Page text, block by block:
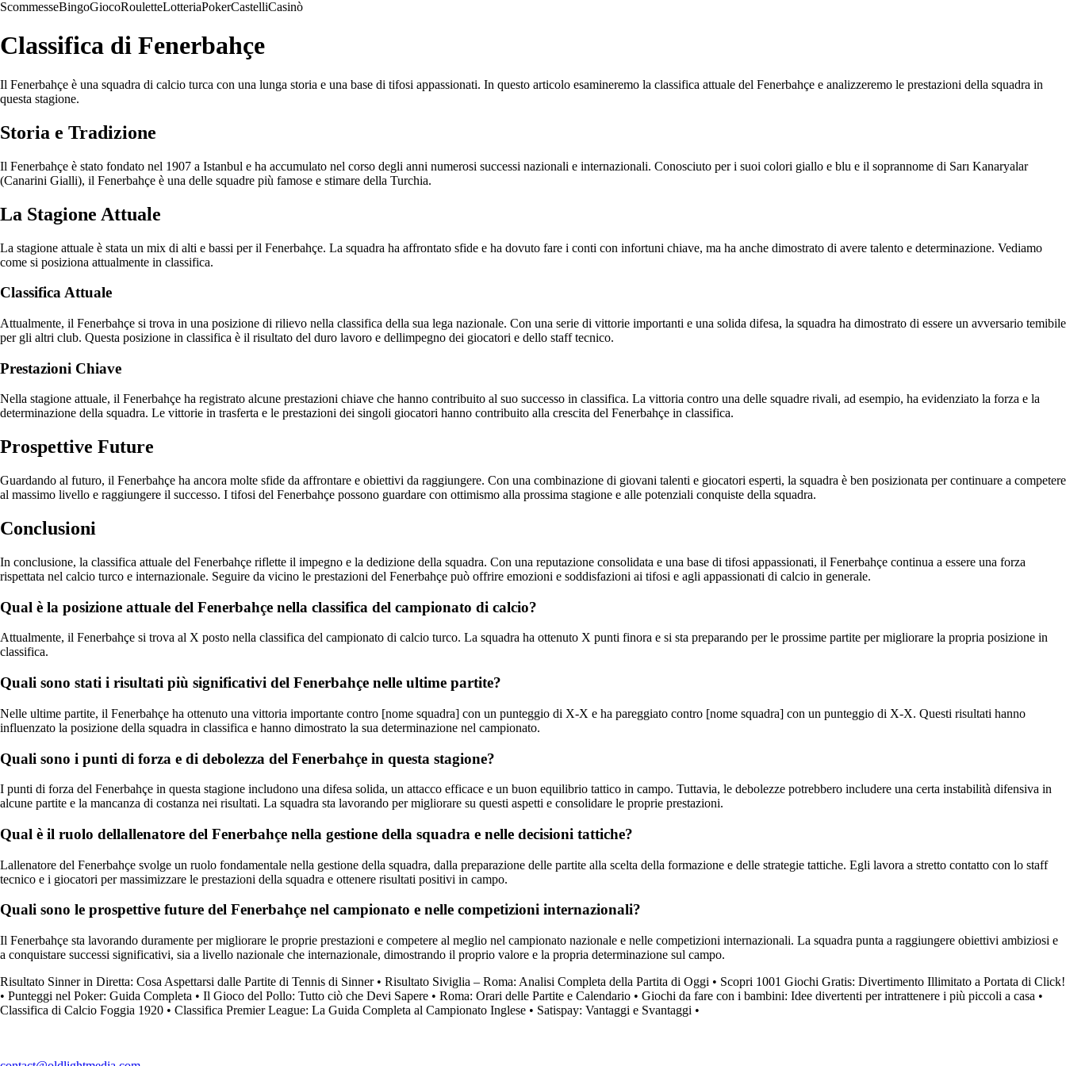
ScommesseBingoGiocoRouletteLotteriaPokerCastelliCasinò
Classifica di Fenerbahçe
Il Fenerbahçe è una squadra di calcio turca con una lunga storia e una base di tifosi appassionati. In questo articolo esamineremo la classifica attuale del Fenerbahçe e analizzeremo le prestazioni della squadra in
questa stagione.
Storia e Tradizione
Il Fenerbahçe è stato fondato nel 1907 a Istanbul e ha accumulato nel corso degli anni numerosi successi nazionali e internazionali. Conosciuto per i suoi colori giallo e blu e il soprannome di Sarı Kanaryalar
(Canarini Gialli), il Fenerbahçe è una delle squadre più famose e stimare della Turchia.
La Stagione Attuale
La stagione attuale è stata un mix di alti e bassi per il Fenerbahçe. La squadra ha affrontato sfide e ha dovuto fare i conti con infortuni chiave, ma ha anche dimostrato di avere talento e determinazione. Vediamo
come si posiziona attualmente in classifica.
Classifica Attuale
Attualmente, il Fenerbahçe si trova in una posizione di rilievo nella classifica della sua lega nazionale. Con una serie di vittorie importanti e una solida difesa, la squadra ha dimostrato di essere un avversario temibile
per gli altri club. Questa posizione in classifica è il risultato del duro lavoro e dellimpegno dei giocatori e dello staff tecnico.
Prestazioni Chiave
Nella stagione attuale, il Fenerbahçe ha registrato alcune prestazioni chiave che hanno contribuito al suo successo in classifica. La vittoria contro una delle squadre rivali, ad esempio, ha evidenziato la forza e la
determinazione della squadra. Le vittorie in trasferta e le prestazioni dei singoli giocatori hanno contribuito alla crescita del Fenerbahçe in classifica.
Prospettive Future
Guardando al futuro, il Fenerbahçe ha ancora molte sfide da affrontare e obiettivi da raggiungere. Con una combinazione di giovani talenti e giocatori esperti, la squadra è ben posizionata per continuare a competere
al massimo livello e raggiungere il successo. I tifosi del Fenerbahçe possono guardare con ottimismo alla prossima stagione e alle potenziali conquiste della squadra.
Conclusioni
In conclusione, la classifica attuale del Fenerbahçe riflette il impegno e la dedizione della squadra. Con una reputazione consolidata e una base di tifosi appassionati, il Fenerbahçe continua a essere una forza
rispettata nel calcio turco e internazionale. Seguire da vicino le prestazioni del Fenerbahçe può offrire emozioni e soddisfazioni ai tifosi e agli appassionati di calcio in generale.
Qual è la posizione attuale del Fenerbahçe nella classifica del campionato di calcio?
Attualmente, il Fenerbahçe si trova al X posto nella classifica del campionato di calcio turco. La squadra ha ottenuto X punti finora e si sta preparando per le prossime partite per migliorare la propria posizione in
classifica.
Quali sono stati i risultati più significativi del Fenerbahçe nelle ultime partite?
Nelle ultime partite, il Fenerbahçe ha ottenuto una vittoria importante contro [nome squadra] con un punteggio di X-X e ha pareggiato contro [nome squadra] con un punteggio di X-X. Questi risultati hanno
influenzato la posizione della squadra in classifica e hanno dimostrato la sua determinazione nel campionato.
Quali sono i punti di forza e di debolezza del Fenerbahçe in questa stagione?
I punti di forza del Fenerbahçe in questa stagione includono una difesa solida, un attacco efficace e un buon equilibrio tattico in campo. Tuttavia, le debolezze potrebbero includere una certa instabilità difensiva in
alcune partite e la mancanza di costanza nei risultati. La squadra sta lavorando per migliorare su questi aspetti e consolidare le proprie prestazioni.
Qual è il ruolo dellallenatore del Fenerbahçe nella gestione della squadra e nelle decisioni tattiche?
Lallenatore del Fenerbahçe svolge un ruolo fondamentale nella gestione della squadra, dalla preparazione delle partite alla scelta della formazione e delle strategie tattiche. Egli lavora a stretto contatto con lo staff
tecnico e i giocatori per massimizzare le prestazioni della squadra e ottenere risultati positivi in campo.
Quali sono le prospettive future del Fenerbahçe nel campionato e nelle competizioni internazionali?
Il Fenerbahçe sta lavorando duramente per migliorare le proprie prestazioni e competere al meglio nel campionato nazionale e nelle competizioni internazionali. La squadra punta a raggiungere obiettivi ambiziosi e
a conquistare successi significativi, sia a livello nazionale che internazionale, dimostrando il proprio valore e la propria determinazione sul campo.
Risultato Sinner in Diretta: Cosa Aspettarsi dalle Partite di Tennis di Sinner• Risultato Siviglia – Roma: Analisi Completa della Partita di Oggi • Scopri 1001 Giochi Gratis: Divertimento Illimitato a Portata di Click!
• Punteggi nel Poker: Guida Completa • Il Gioco del Pollo: Tutto ciò che Devi Sapere • Roma: Orari delle Partite e Calendario • Giochi da fare con i bambini: Idee divertenti per intrattenere i più piccoli a casa •
Classifica di Calcio Foggia 1920 • Classifica Premier League: La Guida Completa al Campionato Inglese • Satispay: Vantaggi e Svantaggi •